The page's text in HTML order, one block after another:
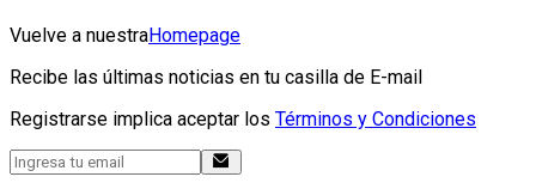
Vuelve a nuestraHomepage
Recibe las últimas noticias en tu casilla de E-mail
Registrarse implica aceptar los Términos y Condiciones